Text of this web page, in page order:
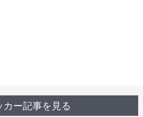
カー記事を見る